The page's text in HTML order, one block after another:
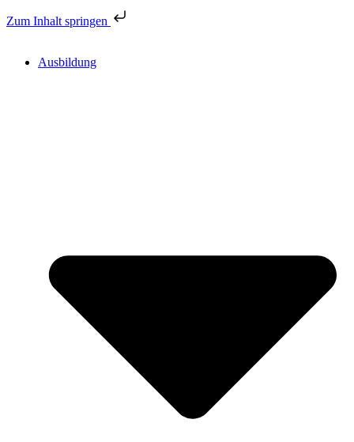
Zum Inhalt springen
Ausbildung